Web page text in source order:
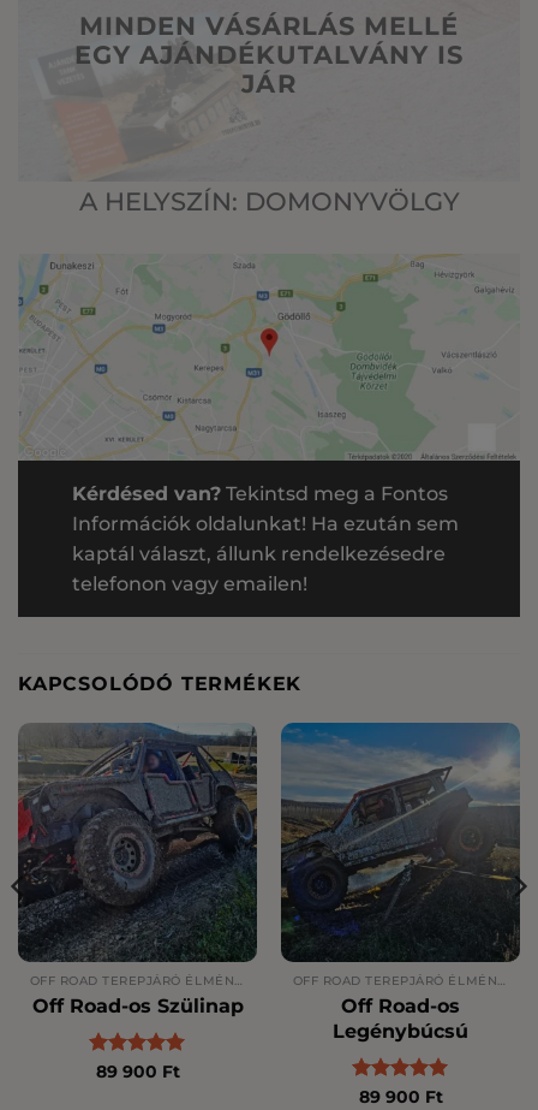
MINDEN VÁSÁRLÁS MELLÉ
EGY AJÁNDÉKUTALVÁNY IS
JÁR
A HELYSZÍN: DOMONYVÖLGY
Kérdésed van? Tekintsd meg a Fontos
Információk oldalunkat! Ha ezután sem
kaptál választ, állunk rendelkezésedre
telefonon vagy emailen!
KAPCSOLÓDÓ TERMÉKEK
OFF ROAD TEREPJÁRÓ ÉLMÉNYVEZETÉS
Off Road-os Szülinap
Értékelés:5
89 900 Ft
OFF ROAD TEREPJÁRÓ ÉLMÉNYVEZETÉS
Off Road-os
Legénybúcsú
Értékelés:5
89 900 Ft